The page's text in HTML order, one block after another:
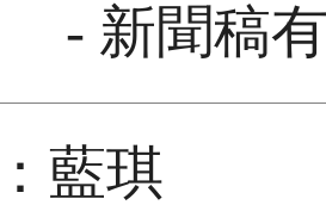
- 新聞稿
藍琪